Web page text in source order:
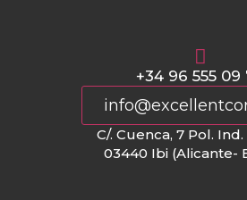
+34 96 555 09
C/. Cuenca, 7 Pol.
03440 Ibi (Alicante-